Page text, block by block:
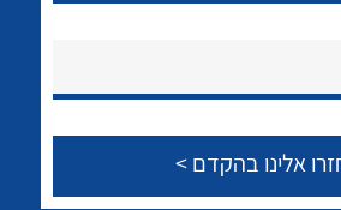
צור קשר
לכל מוצרי היצרן